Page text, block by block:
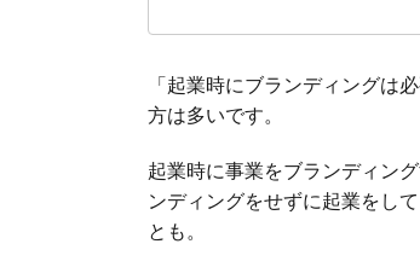
「起業時にブランディングは
方は多いです。
起業時に事業をブランディン
ンディングをせずに起業をし
とも。